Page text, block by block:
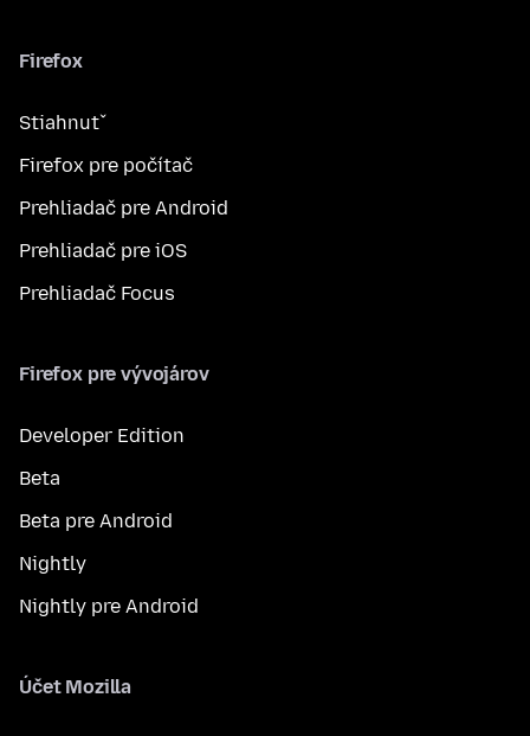
Firefox
Stiahnuť
Firefox pre počítač
Prehliadač pre Android
Prehliadač pre iOS
Prehliadač Focus
Firefox pre vývojárov
Developer Edition
Beta
Beta pre Android
Nightly
Nightly pre Android
Účet Mozilla